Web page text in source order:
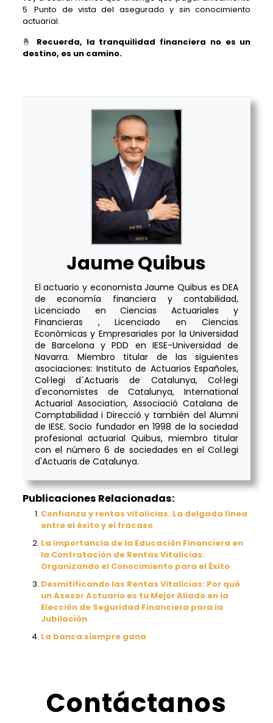
5. Punto de vista del asegurado y sin conocimiento
actuarial.
🤞 Recuerda, la tranquilidad financiera no es un
destino, es un camino.
Jaume Quibus
El actuario y economista Jaume Quibus es DEA
de economía financiera y contabilidad,
Licenciado en Ciencias Actuariales y
Financieras , Licenciado en Ciencias
Económicas y Empresariales por la Universidad
de Barcelona y PDD en IESE-Universidad de
Navarra. Miembro titular de las siguientes
asociaciones: Instituto de Actuarios Españoles,
Col·legi d´Actuaris de Catalunya, Col·legi
d'economistes de Catalunya, International
Actuarial Association, Associació Catalana de
Comptabilidad i Direcció y también del Alumni
de IESE. Socio fundador en 1998 de la sociedad
profesional actuarial Quibus, miembro titular
con el número 6 de sociedades en el Col.legi
d'Actuaris de Catalunya.
Publicaciones Relacionadas:
Confianza y rentas vitalicias. La delgada línea
entre el éxito y el fracaso
La Importancia de la Educación Financiera en
la Contratación de Rentas Vitalicias:
Organizando el Conocimiento para el Éxito
Desmitificando las Rentas Vitalicias: Por qué
un Asesor Actuario es tu Mejor Aliado en la
Elección de Seguridad Financiera para la
Jubilación
La banca siempre gana
Contáctanos